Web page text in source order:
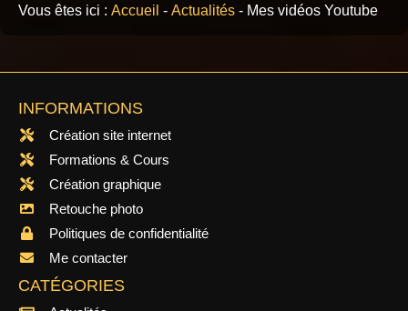
Vous êtes ici : Accueil - Actualités - Mes vidéos Youtube
INFORMATIONS
Création site internet
Formations & Cours
Création graphique
Retouche photo
Politiques de confidentialité
Me contacter
CATÉGORIES